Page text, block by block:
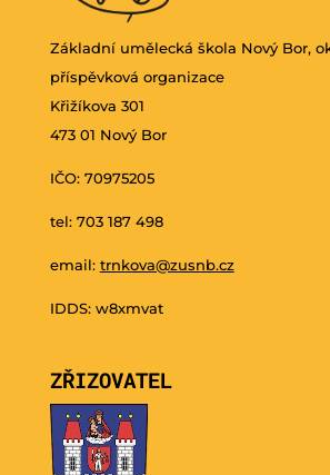
Základní umělecká škola Nový Bor,
příspěvková organizace
Křižíkova 301
473 01 Nový Bor
IČO: 70975205
tel: 703 187 498
email: trnkova@zusnb.cz
IDDS: w8xmvat
ZŘIZOVATEL